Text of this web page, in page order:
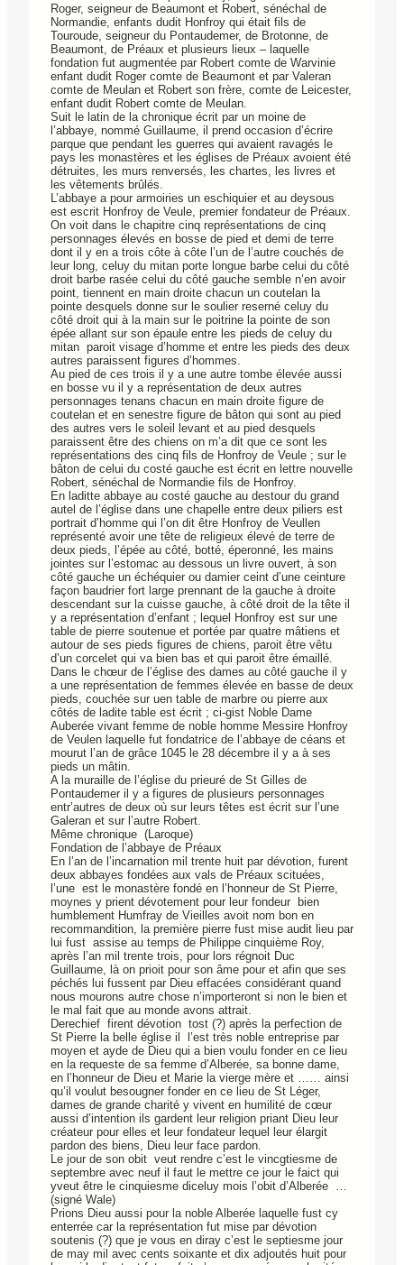
Roger, seigneur de Beaumont et Robert, sénéchal de
Normandie, enfants dudit Honfroy qui était fils de
Touroude, seigneur du Pontaudemer, de Brotonne, de
Beaumont, de Préaux et plusieurs lieux – laquelle
fondation fut augmentée par Robert comte de Warvinie
enfant dudit Roger comte de Beaumont et par Valeran
comte de Meulan et Robert son frère, comte de Leicester,
enfant dudit Robert comte de Meulan.
Suit le latin de la chronique écrit par un moine de
l’abbaye, nommé Guillaume, il prend occasion d’écrire
parque que pendant les guerres qui avaient ravagés le
pays les monastères et les églises de Préaux avoient été
détruites, les murs renversés, les chartes, les livres et
les vêtements brûlés.
L’abbaye a pour armoiries un eschiquier et au deysous
est escrit Honfroy de Veule, premier fondateur de Préaux.
On voit dans le chapitre cinq représentations de cinq
personnages élevés en bosse de pied et demi de terre
dont il y en a trois côte à côte l’un de l’autre couchés de
leur long, celuy du mitan porte longue barbe celui du côté
droit barbe rasée celui du côté gauche semble n’en avoir
point, tiennent en main droite chacun un coutelan la
pointe desquels donne sur le soulier reserné celuy du
côté droit qui à la main sur le poitrine la pointe de son
épée allant sur son épaule entre les pieds de celuy du
mitan paroit visage d’homme et entre les pieds des deux
autres paraissent figures d’hommes.
Au pied de ces trois il y a une autre tombe élevée aussi
en bosse vu il y a représentation de deux autres
personnages tenans chacun en main droite figure de
coutelan et en senestre figure de bâton qui sont au pied
des autres vers le soleil levant et au pied desquels
paraissent être des chiens on m’a dit que ce sont les
représentations des cinq fils de Honfroy de Veule ; sur le
bâton de celui du costé gauche est écrit en lettre nouvelle
Robert, sénéchal de Normandie fils de Honfroy.
En laditte abbaye au costé gauche au destour du grand
autel de l’église dans une chapelle entre deux piliers est
portrait d’homme qui l’on dit être Honfroy de Veullen
représenté avoir une tête de religieux élevé de terre de
deux pieds, l’épée au côté, botté, éperonné, les mains
jointes sur l’estomac au dessous un livre ouvert, à son
côté gauche un échéquier ou damier ceint d’une ceinture
façon baudrier fort large prennant de la gauche à droite
descendant sur la cuisse gauche, à côté droit de la tête il
y a représentation d’enfant ; lequel Honfroy est sur une
table de pierre soutenue et portée par quatre mâtiens et
autour de ses pieds figures de chiens, paroit être vêtu
d’un corcelet qui va bien bas et qui paroit être émaillé.
Dans le chœur de l’église des dames au côté gauche il y
a une représentation de femmes élevée en basse de deux
pieds, couchée sur uen table de marbre ou pierre aux
côtés de ladite table est écrit ; ci-gist Noble Dame
Auberée vivant femme de noble homme Messire Honfroy
de Veulen laquelle fut fondatrice de l’abbaye de céans et
mourut l’an de grâce 1045 le 28 décembre il y a à ses
pieds un mâtin.
A la muraille de l’église du prieuré de St Gilles de
Pontaudemer il y a figures de plusieurs personnages
entr’autres de deux où sur leurs têtes est écrit sur l’une
Galeran et sur l’autre Robert.
Même chronique (Laroque)
Fondation de l’abbaye de Préaux
En l’an de l’incarnation mil trente huit par dévotion, furent
deux abbayes fondées aux vals de Préaux scituées,
l’une est le monastère fondé en l’honneur de St Pierre,
moynes y prient dévotement pour leur fondeur bien
humblement Humfray de Vieilles avoit nom bon en
recommandition, la première pierre fust mise audit lieu par
lui fust assise au temps de Philippe cinquième Roy,
après l’an mil trente trois, pour lors régnoit Duc
Guillaume, là on prioit pour son âme pour et afin que ses
péchés lui fussent par Dieu effacées considérant quand
nous mourons autre chose n’importeront si non le bien et
le mal fait que au monde avons attrait.
Derechief firent dévotion tost (?) après la perfection de
St Pierre la belle église il l’est très noble entreprise par
moyen et ayde de Dieu qui a bien voulu fonder en ce lieu
en la requeste de sa femme d’Alberée, sa bonne dame,
en l’honneur de Dieu et Marie la vierge mère et …… ainsi
qu’il voulut besougner fonder en ce lieu de St Léger,
dames de grande charité y vivent en humilité de cœur
aussi d’intention ils gardent leur religion priant Dieu leur
créateur pour elles et leur fondateur lequel leur élargit
pardon des biens, Dieu leur face pardon.
Le jour de son obit veut rendre c’est le vincgtiesme de
septembre avec neuf il faut le mettre ce jour le faict qui
yveut être le cinquiesme diceluy mois l’obit d’Alberée …
(signé Wale)
Prions Dieu aussi pour la noble Alberée laquelle fust cy
enterrée car la représentation fut mise par dévotion
soutenis (?) que je vous en diray c’est le septiesme jour
de may mil avec cents soixante et dix adjoutés huit pour